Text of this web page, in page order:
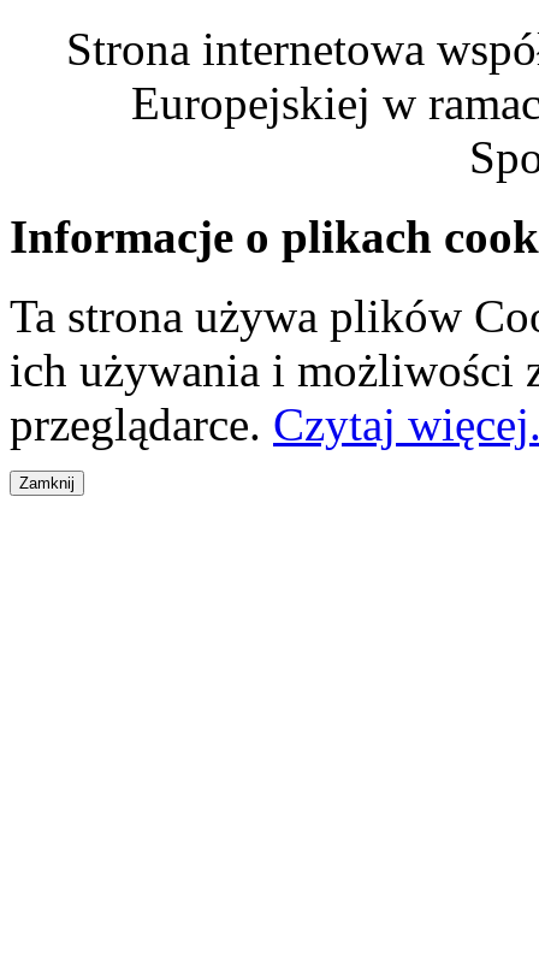
Strona internetowa
Europejskiej w
Informacje o plikach
Ta strona używa plików
ich używania i możliwości
przeglądarce. Czytaj